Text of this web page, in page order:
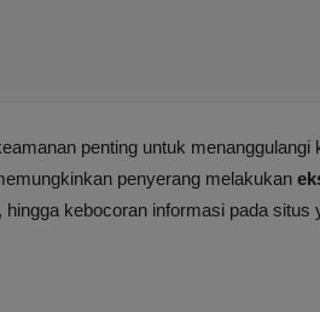
penting untuk menanggulangi
penyerang melakukan
kebocoran informasi pada situs